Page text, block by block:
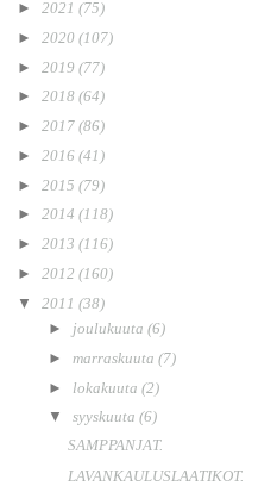
►2021(75)
► 2020(107)
► 2019(77)
►2018(64)
►2017(86)
► 2016(41)
► 2015(79)
►2014(118)
►2013(116)
► 2012(160)
▼
2011(38)
► joulukuuta (6)
► marraskuuta (7)
► lokakuuta (2)
▼
syyskuuta (6)
SAMPPANJAT.
LAVANKAULUSLAATIKOT.